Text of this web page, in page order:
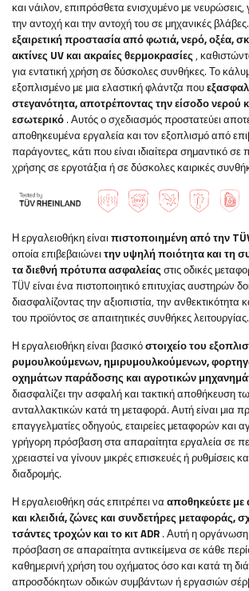
και νάιλον, επιπρόσθετα ενισχυμένο με
την αντοχή και την αντοχή του σε μηχανικές βλάβες.
εξαιρετική προστασία από φωτιά, νερό, οξέα,
ακτίνες UV και ακραίες θερμοκρασίες,
για εντατική χρήση σε δύσκολες συνθήκες. Το
εξοπλισμένο με μια ελαστική φλάντζα που
στεγανότητα, αποτρέποντας την είσοδο νερού
εσωτερικό . Αυτός ο σχεδιασμός προστατεύει
αποθηκευμένα εργαλεία και τον εξοπλισμό από
παράγοντες, κάτι που είναι ιδιαίτερα σημαντικό σε
χρήσης σε εργοτάξια ή σε δύσκολες καιρικές
Η εργαλειοθήκη είναιπιστοποιημένη από την
οποία επιβεβαιώνειτην υψηλή ποιότητα και τη
τα διεθνή πρότυπα ασφαλείαςστις οδικές
TÜV είναι ένα πιστοποιητικό επιτυχίας αυστηρών
διασφαλίζοντας την αξιοπιστία, την
του προϊόντος σε απαιτητικές συνθήκες λειτουργίας.
Η εργαλειοθήκη είναι βασικόστοιχείο του
ρυμουλκούμενων, ημιρυμουλκούμενων,
οχημάτων παράδοσης και αγροτικών
διασφαλίζει την ασφαλή και τακτική αποθήκευση
ανταλλακτικών κατά τη μεταφορά. Αυτή είναι μια
επαγγελματίες οδηγούς, εταιρείες μεταφορών και
γρήγορη πρόσβαση στα απαραίτητα εργαλεία σε
χρειαστεί να γίνουν μικρές επισκευές ή ρυθμίσεις
διαδρομής.
Η εργαλειοθήκη σάς επιτρέπει να αποθηκεύετε με
και κλειδιά, ζώνες και συνδετήρες μεταφοράς,
τσάντες τροχών και το κιτ ADR . Αυτή η οργάνωση
πρόσβαση σε απαραίτητα αντικείμενα σε κάθε
καθημερινή χρήση του οχήματος όσο και κατά τη
απροσδόκητων οδικών συμβάντων ή εργασιών